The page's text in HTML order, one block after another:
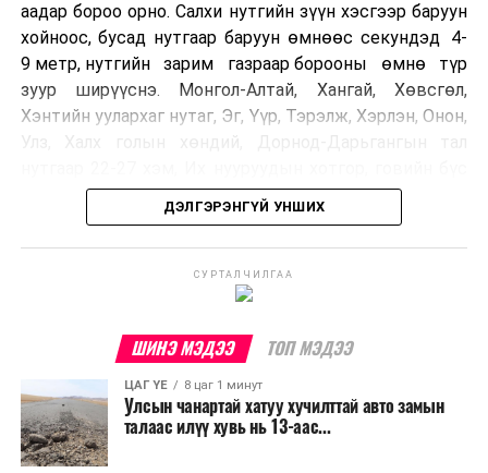
аадар бороо орно. Салхи нутгийн зүүн хэсгээр баруун
хойноос, бусад нутгаар баруун өмнөөс секундэд 4-
9 метр, нутгийн зарим газраар борооны өмнө түр
зуур ширүүснэ. Монгол-Алтай, Хангай, Хөвсгөл,
Хэнтийн уулархаг нутаг, Эг, Үүр, Тэрэлж, Хэрлэн, Онон,
нутгийн өмнөд хэсгээр 34-39 хэм, бусад нутгаар 27-
32 хэм дулаан байна.
УЛААНБААТАР ХОТ ОРЧМООР:
үүлтэй. Бороо орохгүй. Салхи баруун
хойноос секундэд 4-9 метр. 27-29 хэм
дулаан байна.
БАГАНУУР ОРЧМООР:Багавтар үүлтэй.
Бороо орохгүй. Салхи баруун хойноос
секундэд 4-9 метр. 25-27 хэм дулаан
ДЭЛГЭРЭНГҮЙ УНШИХ
СУРТАЛЧИЛГАА
ШИНЭ МЭДЭЭ ТОП МЭДЭЭ
ЦАГ ҮЕ 8 цаг 1 минут
Улсын чанартай хатуу хучилттай авто замын
талаас илүү хувь нь 13-аас...